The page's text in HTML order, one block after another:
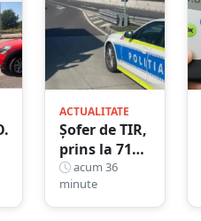
ACTUALITATE
Șofer de TIR,
prins la 71
de ani cu
permisul
suspendat.
acum 36
minute